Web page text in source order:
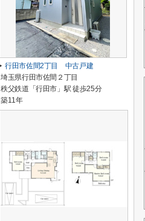
行田市佐間2丁目 中古戸建
埼玉県行田市佐間２丁目
秩父鉄道「行田市」駅 徒歩25分
築11年